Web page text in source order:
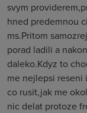
svym
hned predemnou
ms.Pritom
porad ladili a
daleko.Kdyz to
me nejlepsi
co rusit,jak me
nic delat protoze